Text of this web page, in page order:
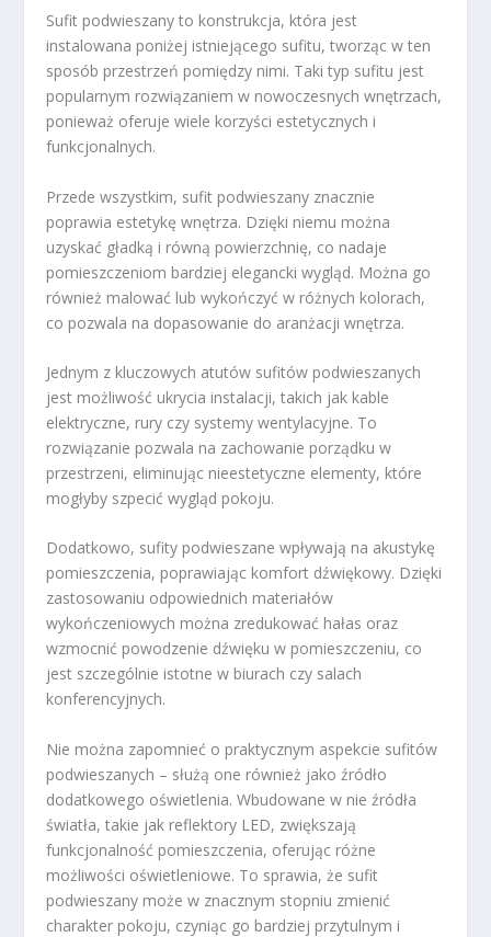
Sufit podwieszany to konstrukcja, która jest
instalowana poniżej istniejącego sufitu, tworząc w ten
sposób przestrzeń pomiędzy nimi. Taki typ sufitu jest
popularnym rozwiązaniem w nowoczesnych wnętrzach,
ponieważ oferuje wiele korzyści estetycznych i
funkcjonalnych.
Przede wszystkim, sufit podwieszany znacznie
poprawia estetykę wnętrza. Dzięki niemu można
uzyskać gładką i równą powierzchnię, co nadaje
pomieszczeniom bardziej elegancki wygląd. Można go
również malować lub wykończyć w różnych kolorach,
co pozwala na dopasowanie do aranżacji wnętrza.
Jednym z kluczowych atutów sufitów podwieszanych
jest możliwość ukrycia instalacji, takich jak kable
elektryczne, rury czy systemy wentylacyjne. To
rozwiązanie pozwala na zachowanie porządku w
przestrzeni, eliminując nieestetyczne elementy, które
mogłyby szpecić wygląd pokoju.
Dodatkowo, sufity podwieszane wpływają na akustykę
pomieszczenia, poprawiając komfort dźwiękowy. Dzięki
zastosowaniu odpowiednich materiałów
wykończeniowych można zredukować hałas oraz
wzmocnić powodzenie dźwięku w pomieszczeniu, co
jest szczególnie istotne w biurach czy salach
konferencyjnych.
Nie można zapomnieć o praktycznym aspekcie sufitów
podwieszanych – służą one również jako źródło
dodatkowego oświetlenia. Wbudowane w nie źródła
światła, takie jak reflektory LED, zwiększają
funkcjonalność pomieszczenia, oferując różne
możliwości oświetleniowe. To sprawia, że sufit
podwieszany może w znacznym stopniu zmienić
charakter pokoju, czyniąc go bardziej przytulnym i